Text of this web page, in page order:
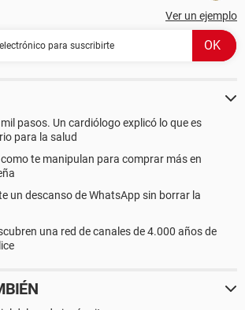
Ver un ejemplo
pasos. Un cardiólogo explicó lo que es
para la salud
como te manipulan para comprar más en
un descanso de WhatsApp sin borrar la
una red de canales de 4.000 años de